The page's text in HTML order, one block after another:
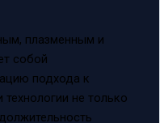
плазменным и
собой
подхода к
не только